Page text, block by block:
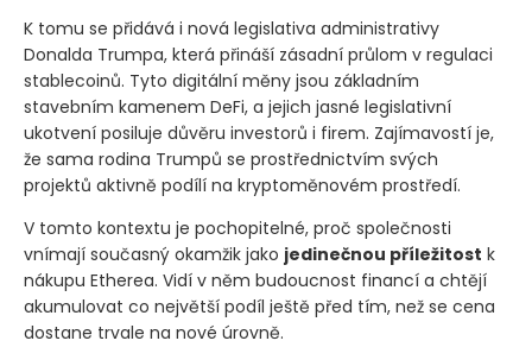
K tomu se přidává i nová legislativa administrativy
Donalda Trumpa, která přináší zásadní průlom v regulaci
stablecoinů. Tyto digitální měny jsou základním
stavebním kamenem DeFi, a jejich jasné legislativní
ukotvení posiluje důvěru investorů i firem. Zajímavostí je,
že sama rodina Trumpů se prostřednictvím svých
projektů aktivně podílí na kryptoměnovém prostředí.
V tomto kontextu je pochopitelné, proč společnosti
vnímají současný okamžik jako jedinečnou příležitost k
nákupu Etherea. Vidí v něm budoucnost financí a chtějí
akumulovat co největší podíl ještě před tím, než se cena
dostane trvale na nové úrovně.